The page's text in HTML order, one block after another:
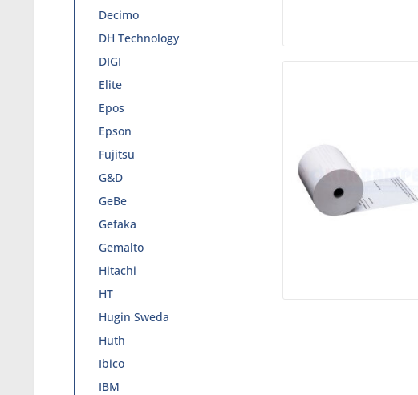
Decimo
DH Technology
DIGI
Elite
Epos
Epson
Fujitsu
G&D
GeBe
Gefaka
Gemalto
Hitachi
HT
Hugin Sweda
Huth
Ibico
IBM